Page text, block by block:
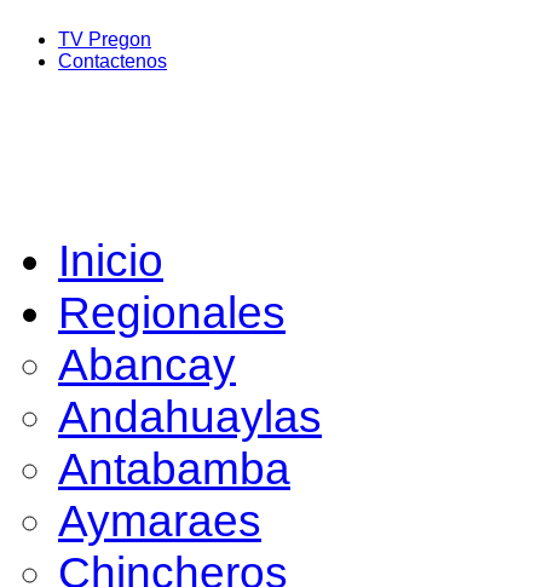
TV Pregon
Contactenos
Inicio
Regionales
Abancay
Andahuaylas
Antabamba
Aymaraes
Chincheros